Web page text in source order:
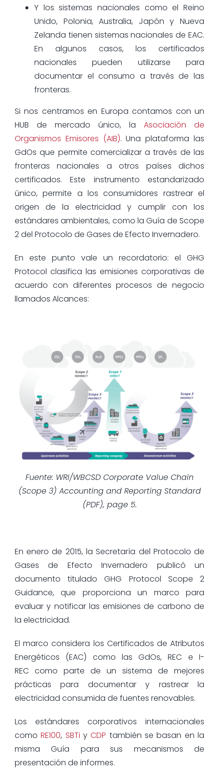
Y los sistemas nacionales como el Reino
Unido, Polonia, Australia, Japón y Nueva
Zelanda tienen sistemas nacionales de EAC.
En algunos casos, los certificados
nacionales pueden utilizarse para
documentar el consumo a través de las
fronteras.
Si nos centramos en Europa contamos con un
HUB de mercado único, laAsociación de
Organismos Emisores (AIB). Una plataforma las
GdOs que permite comercializar a través de las
fronteras nacionales a otros países dichos
certificados. Este instrumento estandarizado
único, permite a los consumidores rastrear el
origen de la electricidad y cumplir con los
estándares ambientales, como la Guía de Scope
2 del Protocolo de Gases de Efecto Invernadero.
En este punto vale un recordatorio: el GHG
Protocol clasifica las emisiones corporativas de
acuerdo con diferentes procesos de negocio
llamados Alcances:
Fuente: WRI/WBCSD Corporate Value Chain
(Scope 3) Accounting and Reporting Standard
(PDF), page 5.
En enero de 2015, la Secretaría del Protocolo de
Gases de Efecto Invernadero publicó un
documento titulado GHG Protocol Scope 2
Guidance, que proporciona un marco para
evaluar y notificar las emisiones de carbono de
la electricidad.
El marco considera los Certificados de Atributos
Energéticos (EAC) como las GdOs, REC e I-
REC como parte de un sistema de mejores
prácticas para documentar y rastrear la
electricidad consumida de fuentes renovables.
Los estándares corporativos internacionales
comoRE100, SBTi yCDP también se basan en la
misma Guía para sus mecanismos de
presentación de informes.